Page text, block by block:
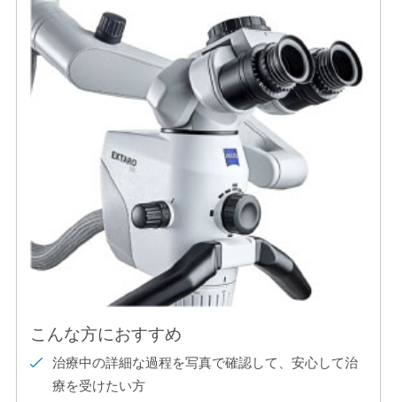
こんな方におすすめ
治療中の詳細な過程を写真で確認して、安心して治
療を受けたい方